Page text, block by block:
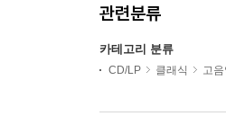
관련분류
카테고리 분류
CD/LP 클래식 고